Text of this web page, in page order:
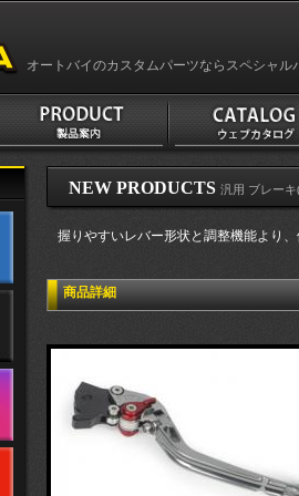
オートバイのカスタムパーツならスペシャル
NEW PRODUCTS 汎用 ブレーキ
握りやすいレバー形状と調整機能より
商品詳細